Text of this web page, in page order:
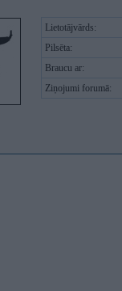
Lietotājvārds:
Pilsēta:
Braucu ar:
Ziņojumi forumā: